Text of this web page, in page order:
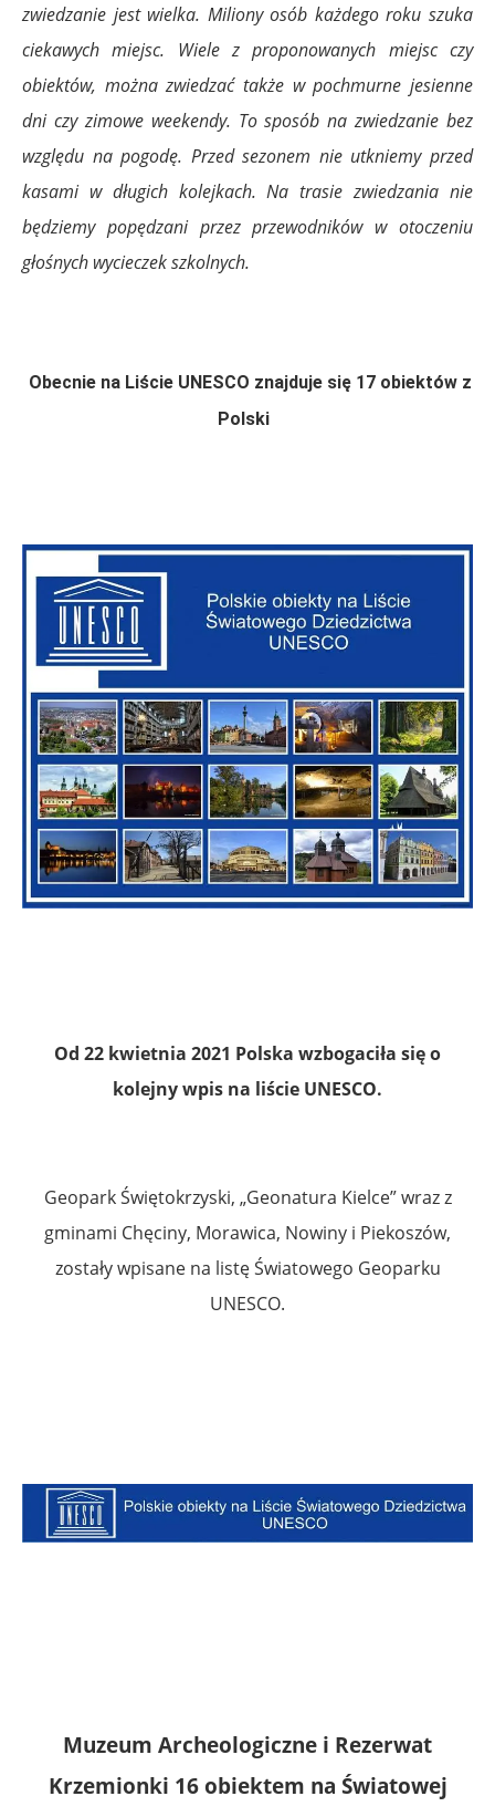
zwiedzanie jest wielka. Miliony osób każdego roku szuka
ciekawych miejsc. Wiele z proponowanych miejsc czy
obiektów, można zwiedzać także w pochmurne jesienne
dni czy zimowe weekendy. To sposób na zwiedzanie bez
względu na pogodę. Przed sezonem nie utkniemy przed
kasami w długich kolejkach. Na trasie zwiedzania nie
będziemy popędzani przez przewodników w otoczeniu
głośnych wycieczek szkolnych.
Obecnie na Liście UNESCO znajduje się 17 obiektów z
Polski
Od 22 kwietnia 2021 Polska wzbogaciła się o
kolejny wpis na liście UNESCO.
Geopark Świętokrzyski, „Geonatura Kielce” wraz z
gminami Chęciny, Morawica, Nowiny i Piekoszów,
zostały wpisane na listę Światowego Geoparku
UNESCO.
Muzeum Archeologiczne i Rezerwat
Krzemionki 16 obiektem na Światowej